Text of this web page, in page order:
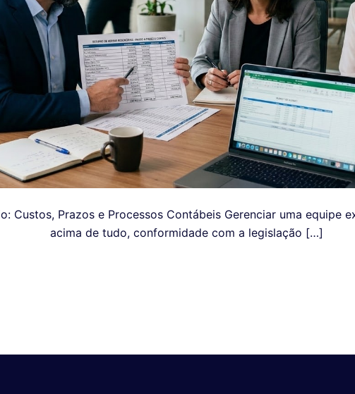
Custos, Prazos e Processos Contábeis Gerenciar uma equipe
acima de tudo, conformidade com a legislação […]